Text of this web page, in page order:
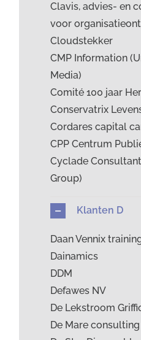
Clavis, advies- en
voor
Cloudstekker
CMP Information
Media)
Comité 100 jaar
Conservatrix
Cordares capital
CPP Centrum
Cyclade
Group)
Klanten D
Daan Vennix
Dainamics
DDM
Defawes NV
De Lekstroom
De Mare consulting